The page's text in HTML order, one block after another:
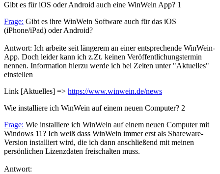
Gibt es für iOS oder Android auch eine WinWein App? 1
Frage: Gibt es ihre WinWein Software auch für das iOS
(iPhone/iPad) oder Android?
Antwort: Ich arbeite seit längerem an einer entsprechende WinWein-
App. Doch leider kann ich z.Zt. keinen Veröffentlichungstermin
nennen. Information hierzu werde ich bei Zeiten unter "Aktuelles"
einstellen
Link [Aktuelles] => https://www.winwein.de/news
Wie installiere ich WinWein auf einem neuen Computer? 2
Frage: Wie installiere ich WinWein auf einem neuen Computer mit
Windows 11? Ich weiß dass WinWein immer erst als Shareware-
Version installiert wird, die ich dann anschließend mit meinen
persönlichen Lizenzdaten freischalten muss.
Antwort: